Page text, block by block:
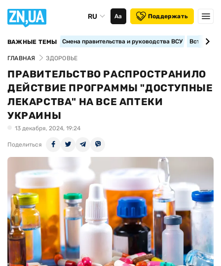
RU Аа Поддержать
ВАЖНЫЕ ТЕМЫ Смена правительства и руководства ВСУ
ГЛАВНАЯ ЗДОРОВЬЕ
ПРАВИТЕЛЬСТВО РАСПРОСТРАНИЛО
ДЕЙСТВИЕ ПРОГРАММЫ "ДОСТУПНЫЕ
ЛЕКАРСТВА" НА ВСЕ АПТЕКИ
УКРАИНЫ
13 декабря, 2024, 19:24
Поделиться